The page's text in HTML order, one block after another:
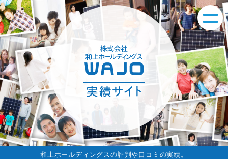
和上ホールディングスの評判や口コミの実績。